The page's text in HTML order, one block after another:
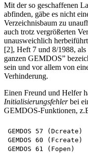
Mit der so geschaffenen
abfinden, gäbe es nicht
Verzeichnisbaum zu
auch trotz vergrößerten
unausweichlich
[2], Heft 7 und 8/1988, als
ganzen GEMDOS”
sein und vor allem von
Verhinderung.
Einen Freund und Helfer
Initialisierungsfehlerbei
GEMDOS-Funktionen,
GEMDOS 57 (Dcreate)
GEMDOS 60 (Fcreate)
GEMDOS 61 (Fopen)